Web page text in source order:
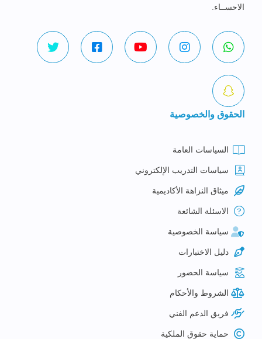
الاحســاء.
الحقوق والخصوصية
السياسات العامة
سياسات التدريب الإلكتروني
ميثاق النزاهة الأكاديمية
الاسئلة الشائعة
سياسة الخصوصية
دليل الاختبارات
سياسة الحضور
الشروط والأحكام
فريق الدعم الفني
حماية حقوق الملكية